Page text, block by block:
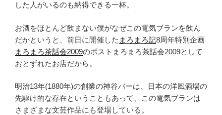
した人がいるのも納得できる一杯。
お酒をほとんど飲まない僕がなぜこの電気ブランを飲ん
だかというと、前日に開催した まろまろ記8周年特別企画
まろまろ茶話会2009のポストまろまろ茶話会2009として
おとずれたお店だから。
明治13年(1880年)の創業の神谷バーは、日本の洋風酒場の
先駆け的な存在ということもあって、この電気ブランは
さまざまな文芸作品にも登場している。